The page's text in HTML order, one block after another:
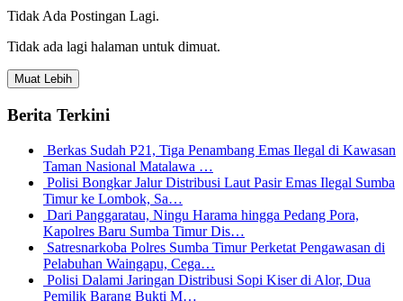
Tidak Ada Postingan Lagi.
Tidak ada lagi halaman untuk dimuat.
Muat Lebih
Berita Terkini
Berkas Sudah P21, Tiga Penambang Emas Ilegal di Kawasan
Taman Nasional Matalawa …
Polisi Bongkar Jalur Distribusi Laut Pasir Emas Ilegal Sumba
Timur ke Lombok, Sa…
Dari Panggaratau, Ningu Harama hingga Pedang Pora,
Kapolres Baru Sumba Timur Dis…
Satresnarkoba Polres Sumba Timur Perketat Pengawasan di
Pelabuhan Waingapu, Cega…
Polisi Dalami Jaringan Distribusi Sopi Kiser di Alor, Dua
Pemilik Barang Bukti M…